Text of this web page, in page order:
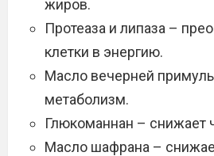
жиров.
Протеаза и липаза –
клетки в энергию.
Масло вечерней
метаболизм.
Глюкоманнан – снижает
Масло шафрана –